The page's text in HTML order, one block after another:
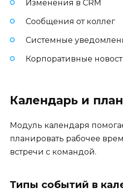
Изменения в CRM
Сообщения от коллег
Системные
Корпоративные
Календарь и
Модуль календаря
планировать рабочее
встречи с командой.
Типы событий в